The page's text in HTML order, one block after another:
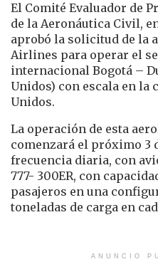
El Comité Evaluador de
de la Aeronáutica Civil,
aprobó la solicitud de la
Airlines para operar el
internacional Bogotá –
Unidos) con escala en la
Unidos.
La operación de esta
comenzará el próximo 3
frecuencia diaria, con
777- 300ER, con
pasajeros en una
toneladas de carga en
ANUNCIO